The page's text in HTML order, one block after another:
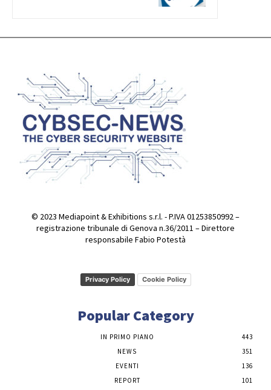
© 2023 Mediapoint & Exhibitions s.r.l. - P.IVA 01253850992 –
registrazione tribunale di Genova n.36/2011 – Direttore
responsabile Fabio Potestà
Privacy Policy Cookie Policy
Popular Category
IN PRIMO PIANO
443
NEWS
351
EVENTI
136
REPORT
101